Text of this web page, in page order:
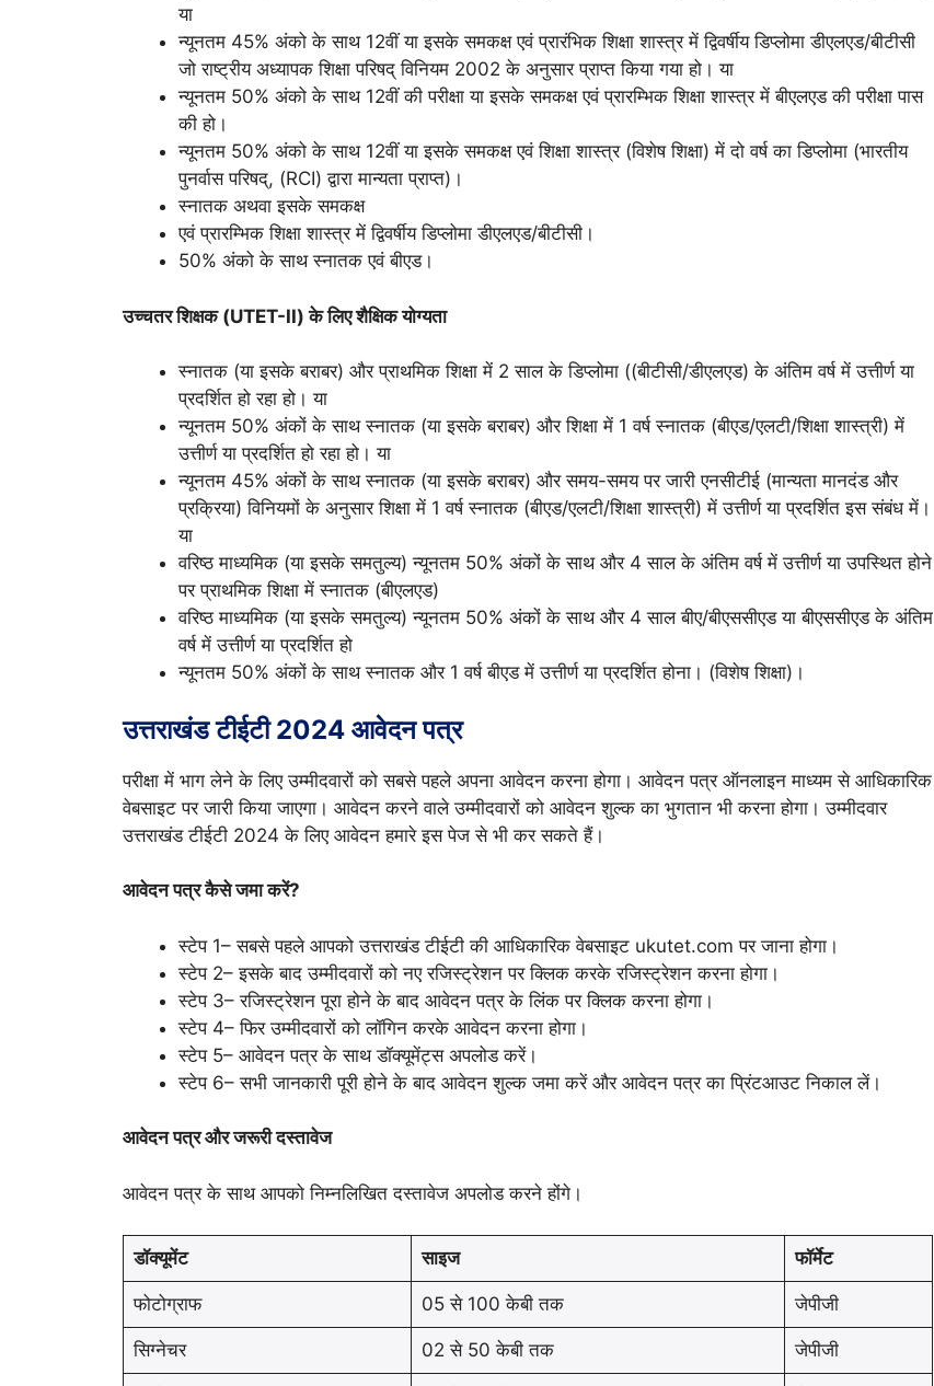
या
न्यूनतम 45% अंको के साथ 12वीं या इसके समकक्ष एवं प्रारंभिक शिक्षा शास्त्र में द्विवर्षीय डिप्लोमा डीएलएड/बीटीसी
जो राष्ट्रीय अध्यापक शिक्षा परिषद् विनियम 2002 के अनुसार प्राप्त किया गया हो। या
न्यूनतम 50% अंको के साथ 12वीं की परीक्षा या इसके समकक्ष एवं प्रारम्भिक शिक्षा शास्त्र में बीएलएड की परीक्षा पास
की हो।
न्यूनतम 50% अंको के साथ 12वीं या इसके समकक्ष एवं शिक्षा शास्त्र (विशेष शिक्षा) में दो वर्ष का डिप्लोमा (भारतीय
पुनर्वास परिषद्, (RCI) द्वारा मान्यता प्राप्त)।
स्नातक अथवा इसके समकक्ष
एवं प्रारम्भिक शिक्षा शास्त्र में द्विवर्षीय डिप्लोमा डीएलएड/बीटीसी।
50% अंको के साथ स्नातक एवं बीएड।
उच्चतर शिक्षक (UTET-II) के लिएशैक्षिक योग्यता
स्नातक (या इसके बराबर) और प्राथमिक शिक्षा में 2 साल के डिप्लोमा ((बीटीसी/डीएलएड) के अंतिम वर्ष में उत्तीर्ण या
प्रदर्शित हो रहा हो। या
न्यूनतम 50% अंकों के साथ स्नातक (या इसके बराबर) और शिक्षा में 1 वर्ष स्नातक (बीएड/एलटी/शिक्षा शास्त्री) में
उत्तीर्ण या प्रदर्शित हो रहा हो। या
न्यूनतम 45% अंकों के साथ स्नातक (या इसके बराबर) और समय-समय पर जारी एनसीटीई (मान्यता मानदंड और
प्रक्रिया) विनियमों के अनुसार शिक्षा में 1 वर्ष स्नातक (बीएड/एलटी/शिक्षा शास्त्री) में उत्तीर्ण या प्रदर्शित इस संबंध में।
या
वरिष्ठ माध्यमिक (या इसके समतुल्य) न्यूनतम 50% अंकों के साथ और 4 साल के अंतिम वर्ष में उत्तीर्ण या उपस्थित होने
पर प्राथमिक शिक्षा में स्नातक (बीएलएड)
वरिष्ठ माध्यमिक (या इसके समतुल्य) न्यूनतम 50% अंकों के साथ और 4 साल बीए/बीएससीएड या बीएससीएड के अंतिम
वर्ष में उत्तीर्ण या प्रदर्शित हो
न्यूनतम 50% अंकों के साथ स्नातक और 1 वर्ष बीएड में उत्तीर्ण या प्रदर्शित होना। (विशेष शिक्षा)।
उत्तराखंड टीईटी2024 आवेदन पत्र
परीक्षा में भाग लेने के लिए उम्मीदवारों को सबसे पहले अपना आवेदन करना होगा। आवेदन पत्र ऑनलाइन माध्यम से आधिकारिक
वेबसाइट पर जारी किया जाएगा। आवेदन करने वाले उम्मीदवारों को आवेदन शुल्क का भुगतान भी करना होगा। उम्मीदवार
उत्तराखंड टीईटी 2024 के लिए आवेदन हमारे इस पेज से भी कर सकते हैं।
आवेदन पत्र कैसे जमा करें?
स्टेप 1– सबसे पहले आपको उत्तराखंड टीईटी की आधिकारिक वेबसाइट ukutet.com पर जाना होगा।
स्टेप 2– इसके बाद उम्मीदवारों को नए रजिस्ट्रेशन पर क्लिक करके रजिस्ट्रेशन करना होगा।
स्टेप 3– रजिस्ट्रेशन पूरा होने के बाद आवेदन पत्र के लिंक पर क्लिक करना होगा।
स्टेप 4– फिर उम्मीदवारों को लॉगिन करके आवेदन करना होगा।
स्टेप 5– आवेदन पत्र के साथ डॉक्यूमेंट्स अपलोड करें।
स्टेप 6– सभी जानकारी पूरी होने के बाद आवेदन शुल्क जमा करें और आवेदन पत्र का प्रिंटआउट निकाल लें।
आवेदन पत्र और जरूरी दस्तावेज
आवेदन पत्र के साथ आपको निम्नलिखित दस्तावेज अपलोड करने होंगे।
डॉक्यूमेंट साइज फॉर्मेट
फोटोग्राफ 05 से 100 केबी तक जेपीजी
सिग्नेचर 02 से 50 केबी तक जेपीजी